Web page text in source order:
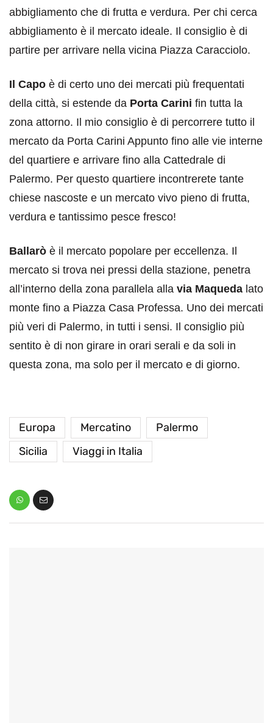
abbigliamento che di frutta e verdura. Per chi cerca
abbigliamento è il mercato ideale. Il consiglio è di
partire per arrivare nella vicina Piazza Caracciolo.
Il Capo è di certo uno dei mercati più frequentati
della città, si estende da Porta Carini fin tutta la
zona attorno. Il mio consiglio è di percorrere tutto il
mercato da Porta Carini Appunto fino alle vie interne
del quartiere e arrivare fino alla Cattedrale di
Palermo. Per questo quartiere incontrerete tante
chiese nascoste e un mercato vivo pieno di frutta,
verdura e tantissimo pesce fresco!
Ballarò è il mercato popolare per eccellenza. Il
mercato si trova nei pressi della stazione, penetra
all’interno della zona parallela alla via Maqueda lato
monte fino a Piazza Casa Professa. Uno dei mercati
più veri di Palermo, in tutti i sensi. Il consiglio più
sentito è di non girare in orari serali e da soli in
questa zona, ma solo per il mercato e di giorno.
Europa Mercatino
Palermo
Sicilia
Viaggi in Italia